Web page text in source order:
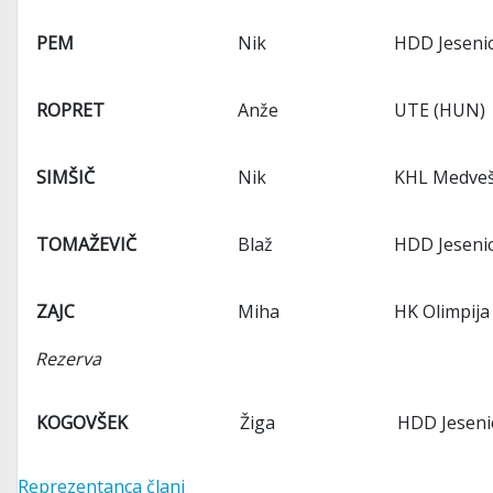
PEM Nik HDD
ROPRET Anže UTE (HUN)
SIMŠIČ Nik KHL
TOMAŽEVIČ Blaž HDD
ZAJC Miha
HK Olimpija
Rezerva
KOGOVŠEK Žiga HDD
Reprezentanca člani